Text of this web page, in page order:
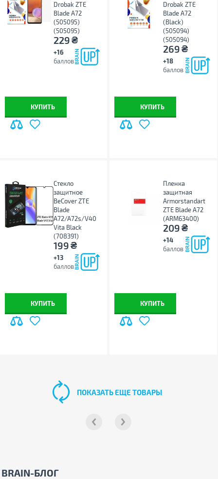
Drobak ZTE
Blade A72
(505095)
(505095)
229₴
+16
баллов
КУПИТЬ
Drobak ZTE
Blade A72
(Black)
(505094)
(505094)
269₴
+18
баллов
КУПИТЬ
Стекло
защитное
BeCover ZTE
Blade
A72/A72s/V40
Vita Black
(708391)
199₴
+13
баллов
КУПИТЬ
Пленка
защитная
Armorstandart
ZTE Blade A72
(ARM63400)
209₴
+14
баллов
КУПИТЬ
ПОКАЗАТЬ ЕЩЕ ТОВАРЫ
BRAIN-БЛОГ